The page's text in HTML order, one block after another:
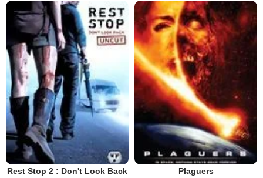
Rest Stop 2 : Don't Look Back Plaguers